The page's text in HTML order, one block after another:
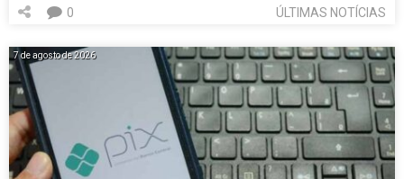
ÚLTIMAS NOTÍCIAS
0
7 de agosto de 2026